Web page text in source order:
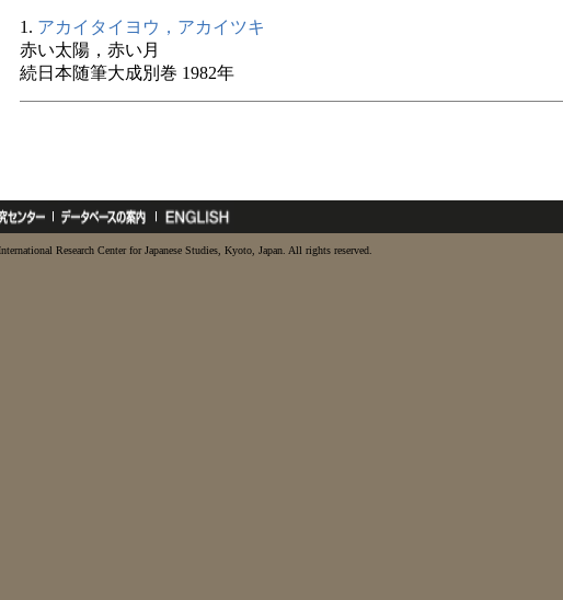
1. アカイタイヨウ，アカイツキ
赤い太陽，赤い月
続日本随筆大成別巻 1982年
Research Center for Japanese Studies, Kyoto, Japan. All rights reserved.